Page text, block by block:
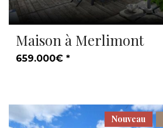
Maison à Merlimont
659.000€ *
Nouveau